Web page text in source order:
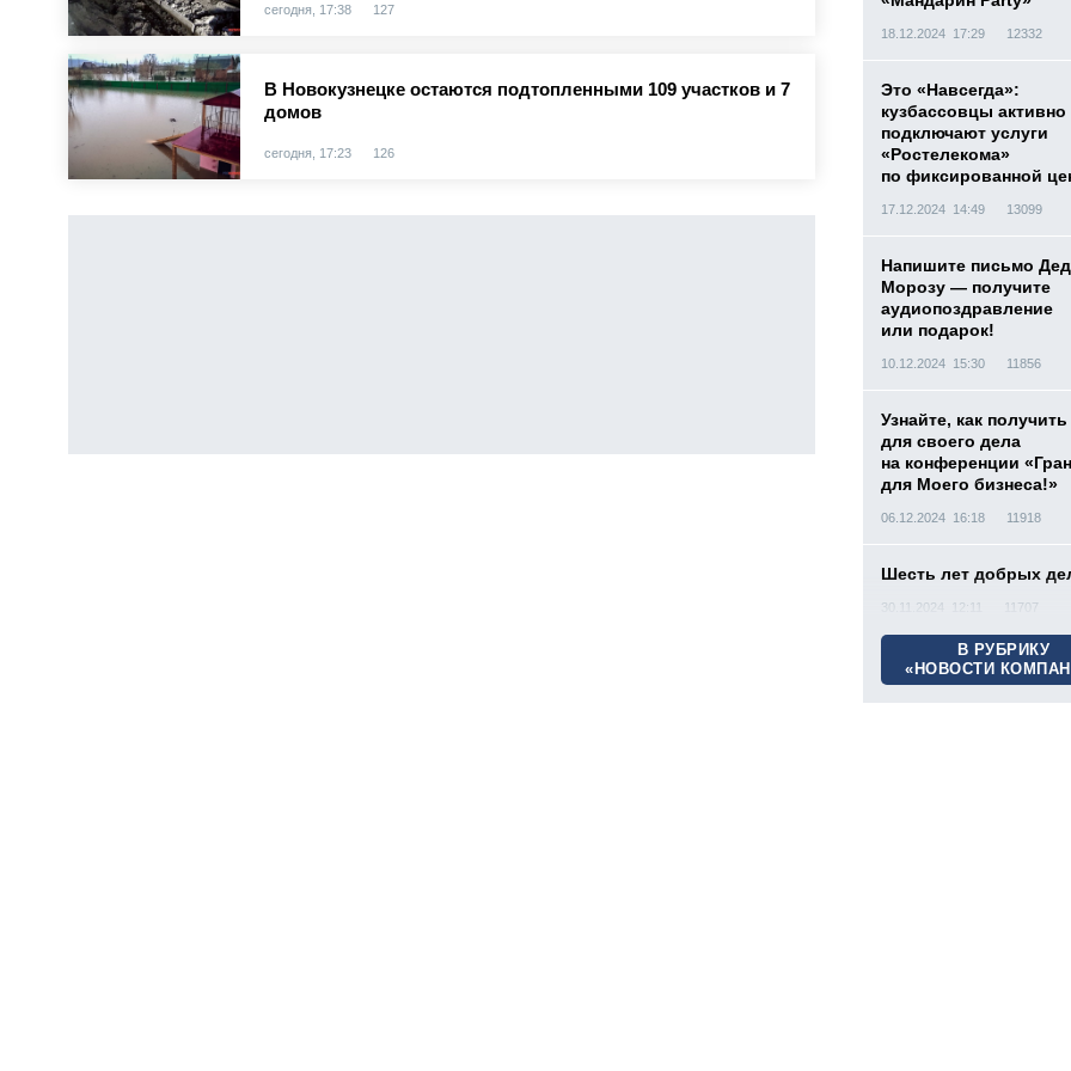
сегодня, 17:38 127
В Новокузнецке остаются подтопленными 109 участков и 7
домов
сегодня, 17:23 126
18.12.2024 17:29 12332
Это «Навсегда»:
кузбассовцы активно
подключают услуги
«Ростелекома»
по фиксированной
17.12.2024 14:49 13099
Напишите письмо
Морозу — получите
аудиопоздравление
или подарок!
10.12.2024 15:30 11856
Узнайте, как получить
для своего дела
на конференции
для Моего бизнеса!»
06.12.2024 16:18 11918
Шесть лет добрых
30.11.2024 12:11 11707
В РУБРИКУ
«НОВОСТИ